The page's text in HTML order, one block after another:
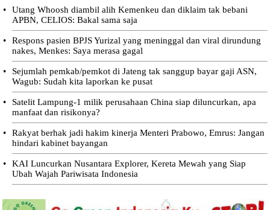
•
Utang Whoosh diambil alih Kemenkeu dan diklaim tak bebani
APBN, CELIOS: Bakal sama saja
•
Respons pasien BPJS Yurizal yang meninggal dan viral dirundung
nakes, Menkes: Saya merasa gagal
•
Sejumlah pemkab/pemkot di Jateng tak sanggup bayar gaji ASN,
Wagub: Sudah kita laporkan ke pusat
•
Satelit Lampung-1 milik perusahaan China siap diluncurkan, apa
manfaat dan risikonya?
•
Rakyat berhak jadi hakim kinerja Menteri Prabowo, Emrus: Jangan
hindari kabinet bayangan
•
KAI Luncurkan Nusantara Explorer, Kereta Mewah yang Siap
Ubah Wajah Pariwisata Indonesia